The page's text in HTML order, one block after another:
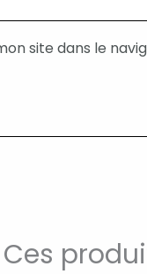
site dans le
Ces